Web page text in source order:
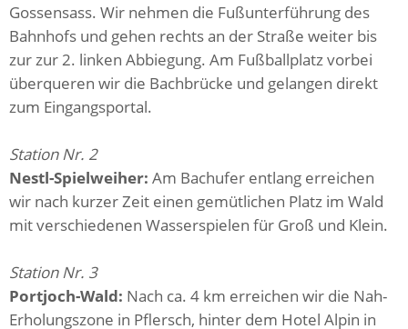
Gossensass. Wir nehmen die Fußunterführung des
Bahnhofs und gehen rechts an der Straße weiter bis
zur zur 2. linken Abbiegung. Am Fußballplatz vorbei
überqueren wir die Bachbrücke und gelangen direkt
zum Eingangsportal.
Station Nr. 2
Nestl-Spielweiher: Am Bachufer entlang erreichen
wir nach kurzer Zeit einen gemütlichen Platz im Wald
mit verschiedenen Wasserspielen für Groß und Klein.
Station Nr. 3
Portjoch-Wald: Nach ca. 4 km erreichen wir die Nah-
Erholungszone in Pflersch, hinter dem Hotel Alpin in